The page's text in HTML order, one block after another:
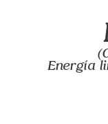
Energía